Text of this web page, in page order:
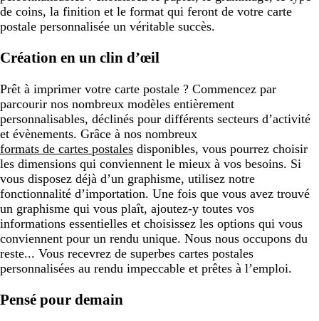
de coins, la finition et le format qui feront de votre carte
postale personnalisée un véritable succès.
Création en un clin d’œil
Prêt à imprimer votre carte postale ? Commencez par
parcourir nos nombreux modèles entièrement
personnalisables, déclinés pour différents secteurs d’activité
et évènements. Grâce à nos nombreux
formats de cartes postales disponibles, vous pourrez choisir
les dimensions qui conviennent le mieux à vos besoins. Si
vous disposez déjà d’un graphisme, utilisez notre
fonctionnalité d’importation. Une fois que vous avez trouvé
un graphisme qui vous plaît, ajoutez-y toutes vos
informations essentielles et choisissez les options qui vous
conviennent pour un rendu unique. Nous nous occupons du
reste... Vous recevrez de superbes cartes postales
personnalisées au rendu impeccable et prêtes à l’emploi.
Pensé pour demain